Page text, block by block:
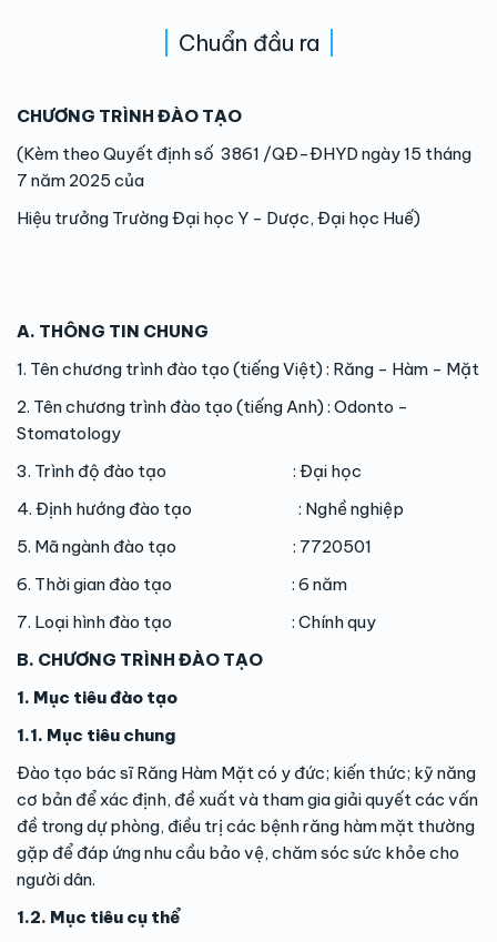
Chuẩn đầu ra
CHƯƠNG TRÌNH ĐÀO TẠO
(Kèm theo Quyết định số 3861 /QĐ-ĐHYD ngày 15 tháng
7 năm 2025 của
Hiệu trưởng Trường Đại học Y - Dược, Đại học Huế)
A. THÔNG TIN CHUNG
1. Tên chương trình đào tạo (tiếng Việt) : Răng - Hàm - Mặt
2. Tên chương trình đào tạo (tiếng Anh) : Odonto -
Stomatology
3. Trình độ đào tạo : Đại học
4. Định hướng đào tạo : Nghề nghiệp
5. Mã ngành đào tạo : 7720501
6. Thời gian đào tạo : 6 năm
7. Loại hình đào tạo : Chính quy
B. CHƯƠNG TRÌNH ĐÀO TẠO
1. Mục tiêu đào tạo
1.1. Mục tiêu chung
Đào tạo bác sĩ Răng Hàm Mặt có y đức; kiến thức; kỹ năng
cơ bản để xác định, đề xuất và tham gia giải quyết các vấn
đề trong dự phòng, điều trị các bệnh răng hàm mặt thường
gặp để đáp ứng nhu cầu bảo vệ, chăm sóc sức khỏe cho
người dân.
1.2. Mục tiêu cụ thể